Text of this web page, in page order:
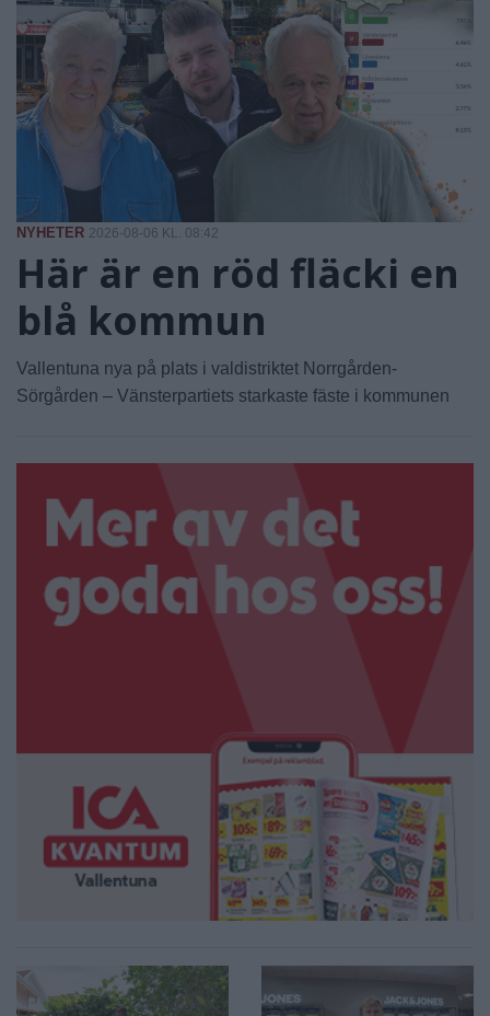
NYHETER 2026-08-06 KL. 08:42
Här är en röd fläcki en
blå kommun
Vallentuna nya på plats i valdistriktet Norrgården-
Sörgården – Vänsterpartiets starkaste fäste i kommunen